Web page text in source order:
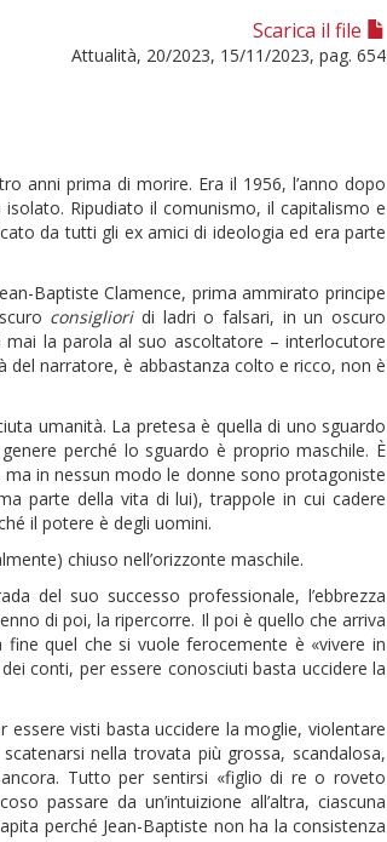
Scarica il file
Attualità, 20/2023, 15/11/2023, pag. 654
anni prima di morire. Era il 1956, l’anno dopo
Ripudiato il comunismo, il capitalismo e
da tutti gli ex amici di ideologia ed era parte
Baptiste Clamence, prima ammirato principe
consiglioridi ladri o falsari, in un oscuro
la parola al suo ascoltatore – interlocutore
del narratore, è abbastanza colto e ricco, non è
umanità. La pretesa è quella di uno sguardo
perché lo sguardo è proprio maschile. È
in nessun modo le donne sono protagoniste
parte della vita di lui), trappole in cui cadere
il potere è degli uomini.
chiuso nell’orizzonte maschile.
del suo successo professionale, l’ebbrezza
di poi, la ripercorre. Il poi è quello che arriva
quel che si vuole ferocemente è «vivere in
conti, per essere conosciuti basta uccidere la
visti basta uccidere la moglie, violentare
nella trovata più grossa, scandalosa,
Tutto per sentirsi «figlio di re o roveto
passare da un’intuizione all’altra, ciascuna
perché Jean-Baptiste non ha la consistenza